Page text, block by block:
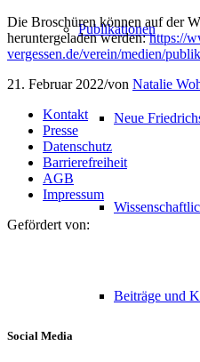
Publikationen
Neue
Beiträge und
Die Broschüren können auf der
heruntergeladen werden:https://
vergessen.de/verein/medien/
21. Februar 2022/von Natalie
Kontakt
Presse
Datenschutz
Barrierefreiheit
AGB
Impressum
Gefördert von:
Social Media